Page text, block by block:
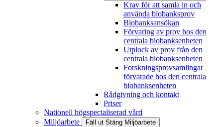
Krav för att samla in och
använda biobanksprov
Biobanksansökan
Förvaring av prov hos den
centrala biobanksenheten
Utplock av prov från den
centrala biobanksenheten
Forskningsprovsamlingar
förvarade hos den centrala
biobanksenheten
Rådgivning och kontakt
Priser
Nationell högspecialiserad vård
Miljöarbete
Fäll ut Stäng Miljöarbete